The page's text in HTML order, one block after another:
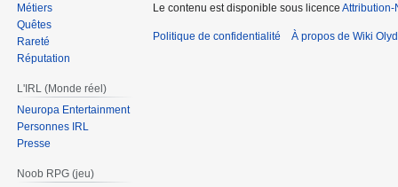
Métiers
Quêtes
Rareté
Réputation
L'IRL (Monde réel)
Neuropa Entertainment
Personnes IRL
Presse
Noob RPG (jeu)
Le contenu est disponible sous licence Attribution-
Politique de confidentialité À propos de Wiki